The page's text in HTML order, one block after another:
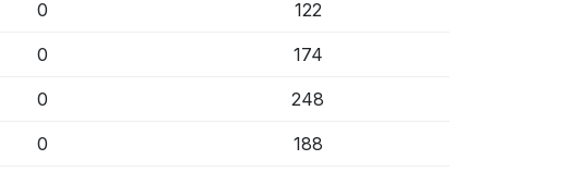
0 122
0 174
0 248
0 188